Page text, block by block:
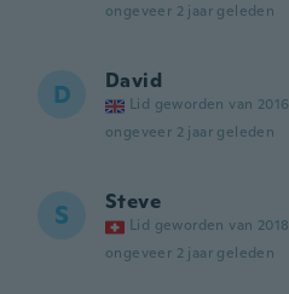
ongeveer 2 jaar geleden
D David
Lid geworden van 2016
ongeveer 2 jaar geleden
S Steve
Lid geworden van 2018
ongeveer 2 jaar geleden